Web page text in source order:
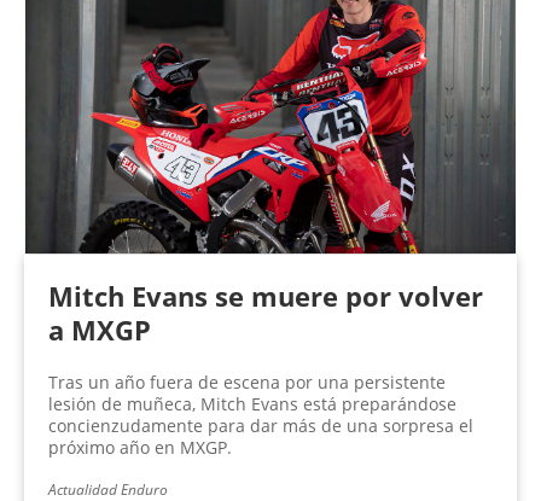
Mitch Evans se muere por volver
a MXGP
Tras un año fuera de escena por una persistente
lesión de muñeca, Mitch Evans está preparándose
concienzudamente para dar más de una sorpresa el
próximo año en MXGP.
Actualidad Enduro